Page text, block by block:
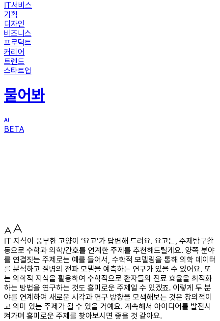
IT서비스
기획
디자인
비즈니스
프로덕트
커리어
트렌드
스타트업
물어봐
BETA
IT 지식이 풍부한 고양이 ‘요고’가 답변해 드려요. 요고는, 주제탐구활
동으로 수학과 의학/간호를 연계한 주제를 추천해드릴게요. 양쪽 분야
를 연결짓는 주제로는 예를 들어서, 수학적 모델링을 통해 의학 데이터
를 분석하고 질병의 전파 모델을 예측하는 연구가 있을 수 있어요. 또
는 의학적 지식을 활용하여 수학적으로 환자들의 진료 효율을 최적화
하는 방법을 연구하는 것도 흥미로운 주제일 수 있겠죠. 이렇게 두 분
야를 연계하여 새로운 시각과 연구 방향을 모색해보는 것은 창의적이
고 의미 있는 주제가 될 수 있을 거예요. 계속해서 아이디어를 발전시
켜가며 흥미로운 주제를 찾아보시면 좋을 것 같아요.